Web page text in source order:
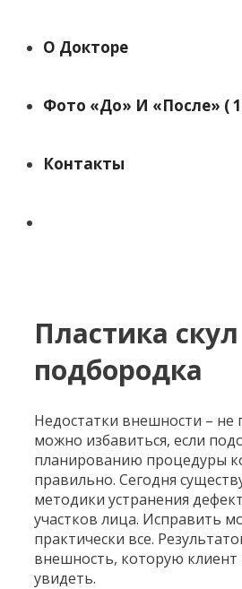
О Докторе
Фото «до» И «после» (
Контакты
Пластика
подбородка
Недостатки внешности – не
можно избавиться, если
планированию процедуры
правильно. Сегодня
методики устранения
участков лица. Исправить
практически все.
внешность, которую клиент
увидеть.